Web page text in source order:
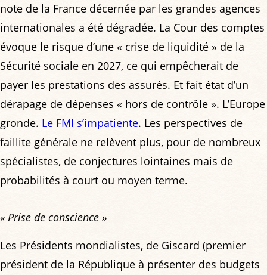
note de la France décernée par les grandes agences
internationales a été dégradée. La Cour des comptes
évoque le risque d’une « crise de liquidité » de la
Sécurité sociale en 2027, ce qui empêcherait de
payer les prestations des assurés. Et fait état d’un
dérapage de dépenses « hors de contrôle ». L’Europe
gronde. Le FMI s’impatiente. Les perspectives de
faillite générale ne relèvent plus, pour de nombreux
spécialistes, de conjectures lointaines mais de
probabilités à court ou moyen terme.
« Prise de conscience »
Les Présidents mondialistes, de Giscard (premier
président de la République à présenter des budgets